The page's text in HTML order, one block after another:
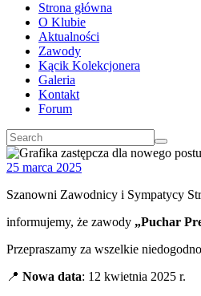
Strona główna
O Klubie
Aktualności
Zawody
Kącik Kolekcjonera
Galeria
Kontakt
Forum
25 marca 2025
Szanowni Zawodnicy i Sympatycy
informujemy, że zawody „Puchar
Przepraszamy za wszelkie
📍 Nowa data: 12 kwietnia 2025 r.